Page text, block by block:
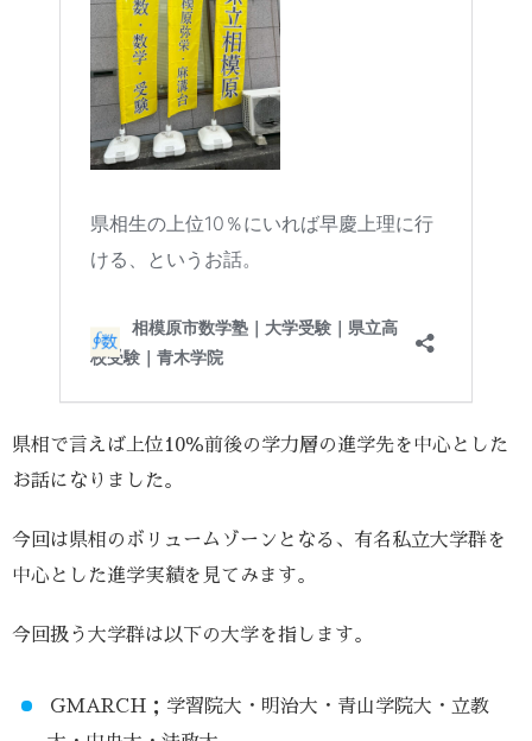
県相で言えば上位10％前後の学力層の進学先を中心とした
お話になりました。
今回は県相のボリュームゾーンとなる、有名私立大学群を
中心とした進学実績を見てみます。
今回扱う大学群は以下の大学を指します。
GMARCH；学習院大・明治大・青山学院大・立教